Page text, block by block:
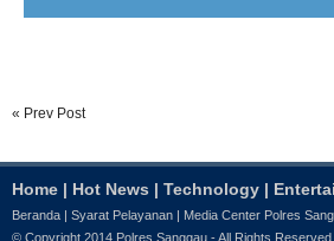
« Prev Post
Home | Hot News | Technology |
Beranda | Syarat Pelayanan | Media Center Polres
© Copyright 2014 Polres Sanggau - All Rights Reserved.